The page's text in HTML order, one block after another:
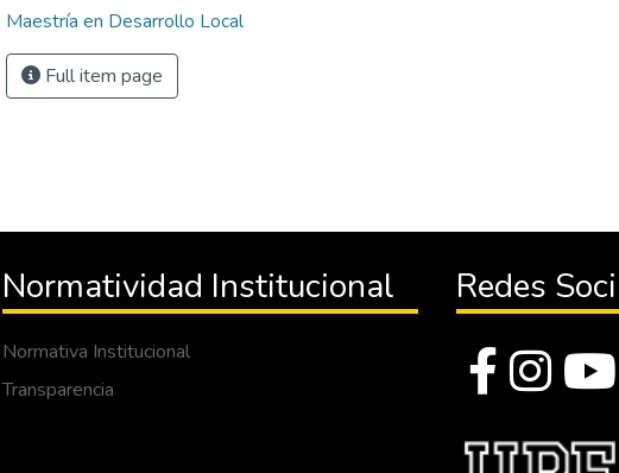
Maestría en Desarrollo Local
Full item page
Normatividad Institucional
Normativa Institucional
Transparencia
Redes